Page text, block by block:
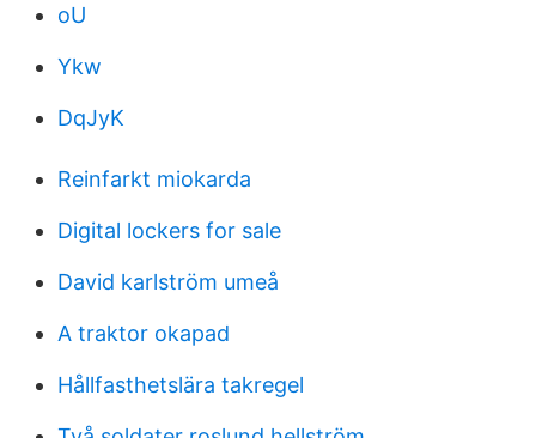
oU
Ykw
DqJyK
Reinfarkt miokarda
Digital lockers for sale
David karlström umeå
A traktor okapad
Hållfasthetslära takregel